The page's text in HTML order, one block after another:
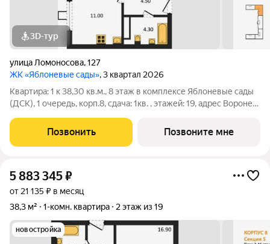
3D-тур
улица Ломоносова,127
ЖК «Яблоневые сады», 3 квартал 2026
Квартира: 1 к 38,30 кв.м., 8 этаж в комплексе Яблоневые сады
(ДСК), 1 очередь, корп.8, сдача: 1кв. , этажей: 19, адрес Воронеж
Позвонить Позвоните мне
5 883 345₽
от 21 135 ₽ в месяц
38,3 м²
1-комн. квартира 2 этаж из 19
новостройка